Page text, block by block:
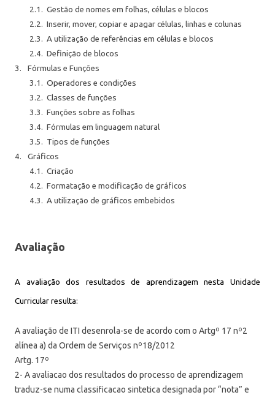
2.1. Gestão de nomes em folhas, células e blocos
2.2. Inserir, mover, copiar e apagar células, linhas e colunas
2.3. A utilização de referências em células e blocos
2.4. Definição de blocos
3.
Fórmulas e Funções
3.1. Operadores e condições
3.2. Classes de funções
3.3. Funções sobre as folhas
3.4. Fórmulas em linguagem natural
3.5. Tipos de funções
4.
Gráficos
4.1. Criação
4.2. Formatação e modificação de gráficos
4.3. A utilização de gráficos embebidos
Avaliação
A avaliação dos resultados de aprendizagem nesta Unidade
Curricular resulta:
A avaliação de ITI desenrola-se de acordo com o Artgº 17 nº2
alínea a) da Ordem de Serviços nº18/2012
Artg. 17º
2- A avaliacao dos resultados do processo de aprendizagem
traduz-se numa classificacao sintetica designada por “nota” e